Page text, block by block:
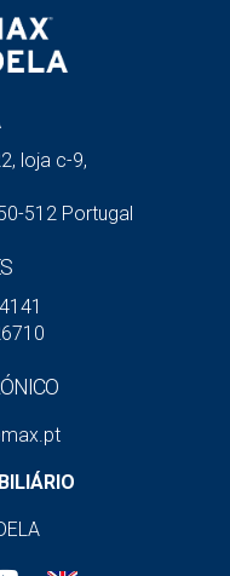
loja c-9,
512 Portugal